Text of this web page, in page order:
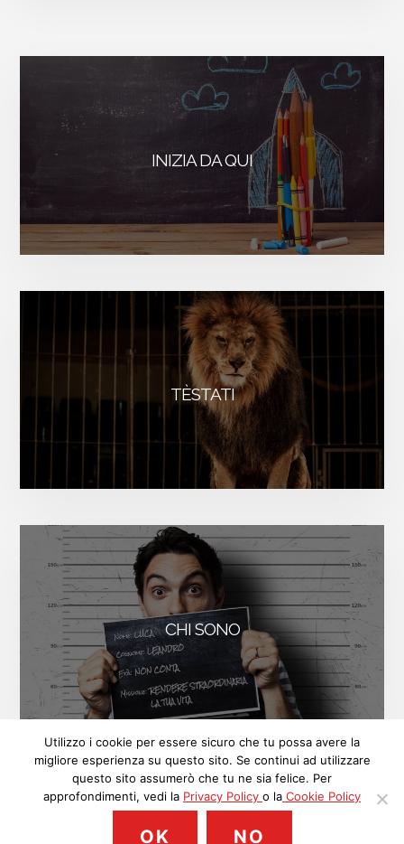
SEGRETO
DEL
TUO
SUCCESSO
INIZIA DA QUI
TÈSTATI
CHI SONO
FACEBOOK INSTAGRAM LINKEDIN
ISCRIVITI
Utilizzo i cookie per essere sicuro che tu possa avere la
migliore esperienza su questo sito. Se continui ad utilizzare
questo sito assumerò che tu ne sia felice. Per
approfondimenti, vedi la Privacy Policy o la Cookie Policy
OK NO
Creative Commons . Ci tengo alla tua